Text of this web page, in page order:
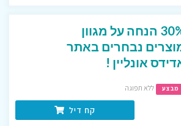
30% הנחה על מגוון
נבחרים באתר
אונליין !
מבצע ללא תפוגה
קח דיל